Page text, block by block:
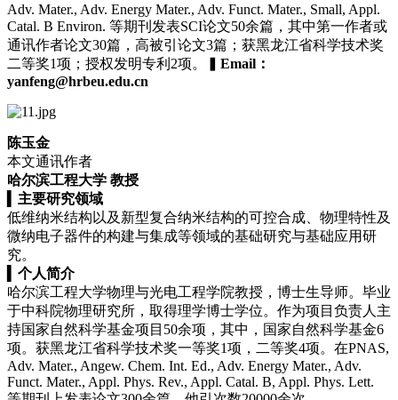
Adv. Mater., Adv. Energy Mater., Adv. Funct. Mater., Small, Appl.
Catal. B Environ. 等期刊发表SCI论文50余篇，其中第一作者或
通讯作者论文30篇，高被引论文3篇；获黑龙江省科学技术奖
二等奖1项；授权发明专利2项。▍ Email：
yanfeng@hrbeu.edu.cn
陈玉金
本文通讯作者
哈尔滨工程大学 教授
主要研究领域
低维纳米结构以及新型复合纳米结构的可控合成、物理特性及
微纳电子器件的构建与集成等领域的基础研究与基础应用研
究。
个人简介
哈尔滨工程大学物理与光电工程学院教授，博士生导师。毕业
于中科院物理研究所，取得理学博士学位。作为项目负责人主
持国家自然科学基金项目50余项，其中，国家自然科学基金6
项。获黑龙江省科学技术奖一等奖1项，二等奖4项。在PNAS,
Adv. Mater., Angew. Chem. Int. Ed., Adv. Energy Mater., Adv.
Funct. Mater., Appl. Phys. Rev., Appl. Catal. B, Appl. Phys. Lett.